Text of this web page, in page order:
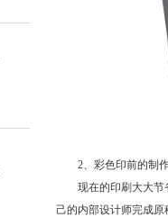
2、彩色印前的制
现在的印刷大大节
己的内部设计师完成原